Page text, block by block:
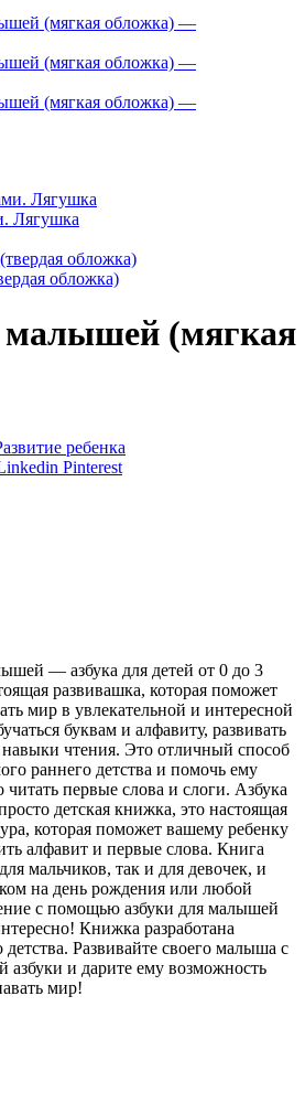
Лягушка
обложка)
малышей (мягкая
ребенка
Pinterest
— азбука для детей от 0 до 3
развивашка, которая поможет
мир в увлекательной и интересной
буквам и алфавиту, развивать
чтения. Это отличный способ
раннего детства и помочь ему
читать первые слова и слоги. Азбука
детская книжка, это настоящая
которая поможет вашему ребенку
алфавит и первые слова. Книга
мальчиков, так и для девочек, и
на день рождения или любой
с помощью азбуки для малышей
Книжка разработана
Развивайте своего малыша с
и дарите ему возможность
мир!